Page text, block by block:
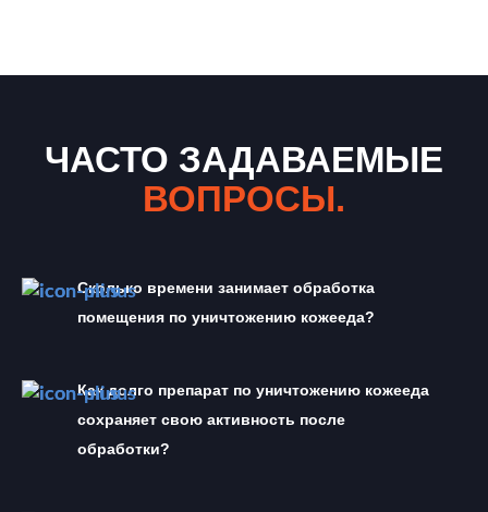
ЧАСТО ЗАДАВАЕМЫЕ
ВОПРОСЫ.
Сколько времени занимает обработка
помещения по уничтожению кожееда?
Как долго препарат по уничтожению кожееда
сохраняет свою активность после
обработки?